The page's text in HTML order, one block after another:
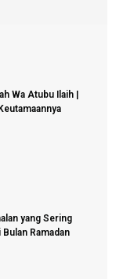
Wa Atubu Ilaih |
yang Sering
Bulan Ramadan